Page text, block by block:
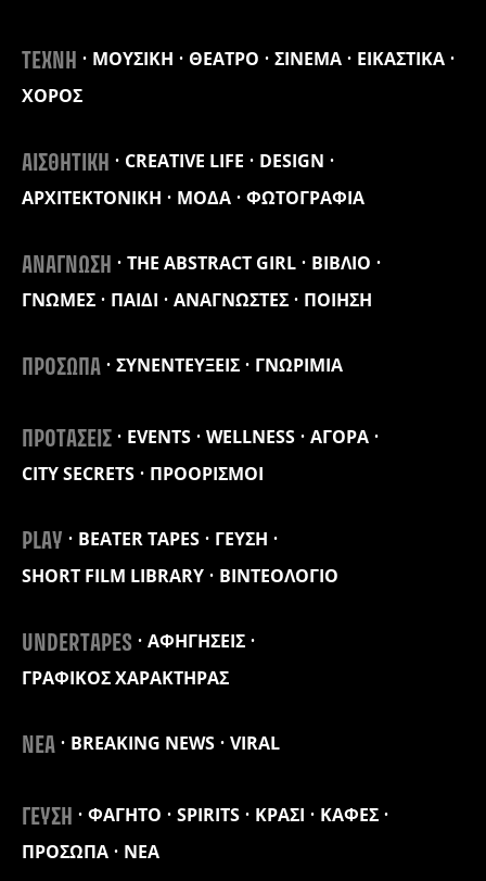
ΤΕΧΝΗ ΜΟΥΣΙΚΗ ΘΕΑΤΡΟ ΣΙΝΕΜΑ
ΕΙΚΑΣΤΙΚΑ
ΧΟΡΟΣ
ΑΙΣΘΗΤΙΚΗ CREATIVE LIFE
DESIGN
ΑΡΧΙΤΕΚΤΟΝΙΚΗ
ΜΟΔΑ ΦΩΤΟΓΡΑΦΙΑ
ΑΝΑΓΝΩΣΗ THE ABSTRACT GIRL
ΒΙΒΛΙΟ
ΓΝΩΜΕΣ
ΠΑΙΔΙ ΑΝΑΓΝΩΣΤΕΣ ΠΟΙΗΣΗ
ΠΡΟΣΩΠΑ ΣΥΝΕΝΤΕΥΞΕΙΣ ΓΝΩΡΙΜΙΑ
ΠΡΟΤΑΣΕΙΣ EVENTS WELLNESS
ΑΓΟΡΑ
CITY SECRETS
ΠΡΟΟΡΙΣΜΟΙ
PLAY BEATER TAPES
ΓΕΥΣΗ
SHORT FILM LIBRARY
ΒΙΝΤΕΟΛΟΓΙΟ
UNDERTAPES
ΑΦΗΓΗΣΕΙΣ
ΓΡΑΦΙΚΟΣ ΧΑΡΑΚΤΗΡΑΣ
ΝΕΑ BREAKING NEWS VIRAL
ΓΕΥΣΗ ΦΑΓΗΤΟ SPIRITS ΚΡΑΣΙ
ΚΑΦΕΣ
ΠΡΟΣΩΠΑ
ΝΕΑ